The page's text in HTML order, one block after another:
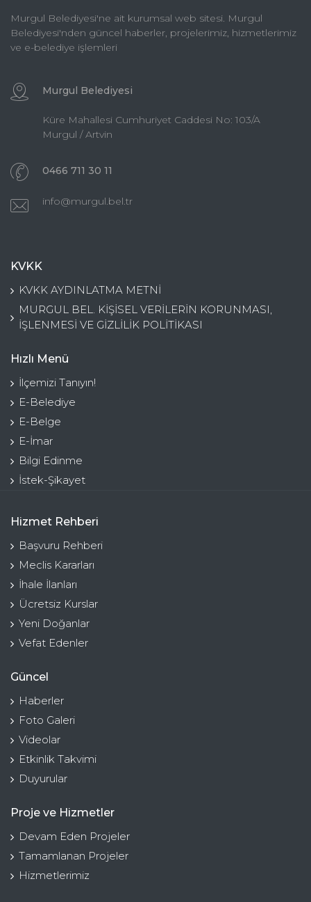
Murgul Belediyesi'ne ait kurumsal web sitesi. Murgul
Belediyesi'nden güncel haberler, projelerimiz, hizmetlerimiz
ve e-belediye işlemleri
Murgul Belediyesi
Küre Mahallesi Cumhuriyet Caddesi No: 103/A
Murgul / Artvin
0466 711 30 11
info@murgul.bel.tr
KVKK
KVKK AYDINLATMA METNİ
MURGUL BEL. KİŞİSEL VERİLERİN KORUNMASI,
İŞLENMESİ VE GİZLİLİK POLİTİKASI
Hızlı Menü
İlçemizi Tanıyın!
E-Belediye
E-Belge
E-İmar
Bilgi Edinme
İstek-Şikayet
Hizmet Rehberi
Başvuru Rehberi
Meclis Kararları
İhale İlanları
Ücretsiz Kurslar
Yeni Doğanlar
Vefat Edenler
Güncel
Haberler
Foto Galeri
Videolar
Etkinlik Takvimi
Duyurular
Proje ve Hizmetler
Devam Eden Projeler
Tamamlanan Projeler
Hizmetlerimiz